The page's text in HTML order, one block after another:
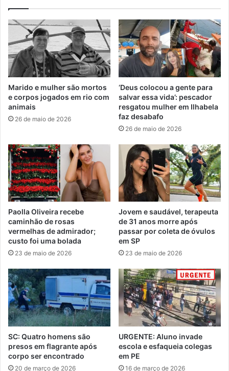
Marido e mulher são mortos
e corpos jogados em rio com
animais
26 de maio de 2026
‘Deus colocou a gente para
salvar essa vida’: pescador
resgatou mulher em Ilhabela
faz desabafo
26 de maio de 2026
Paolla Oliveira recebe
caminhão de rosas
vermelhas de admirador;
custo foi uma bolada
23 de maio de 2026
Jovem e saudável, terapeuta
de 31 anos morre após
passar por coleta de óvulos
em SP
23 de maio de 2026
SC: Quatro homens são
presos em flagrante após
corpo ser encontrado
20 de março de 2026
URGENTE: Aluno invade
escola e esfaqueia colegas
em PE
16 de março de 2026